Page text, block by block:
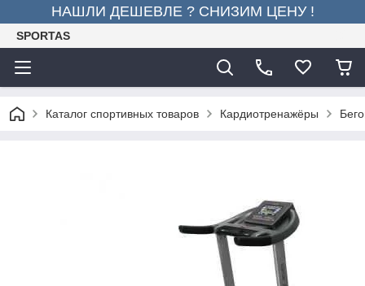
НАШЛИ ДЕШЕВЛЕ ? СНИЗИМ ЦЕНУ !
SPORTAS
Каталог спортивных товаров Кардиотренажёры